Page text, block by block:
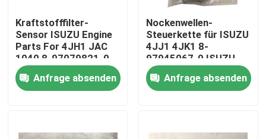
Haus
Kraftstofffilter-
Sensor ISUZU Engine
Parts For 4JH1 JAC
1040 8-97079821-0
Anfrage absenden
Nockenwellen-
Steuerkette für ISUZU
4JJ1 4JK1 8-
97945067-0 ISUZU
Motorteile
Anfrage absenden